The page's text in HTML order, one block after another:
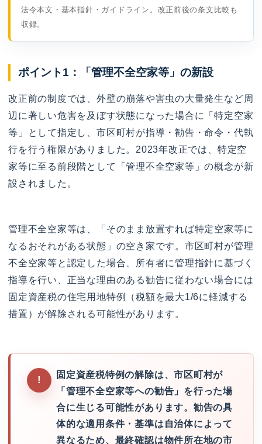
法令本文・基本指針・ガイドライン。改正前後の条文比較も
収録。
ポイント1：「管理不全空家等」の新設
改正前の制度では、外壁の崩落や害虫の大量発生など周
辺に著しい危害を及ぼす状態になった場合に「特定空家
等」として指定し、市区町村が指導・勧告・命令・代執
行を行う権限がありました。2023年改正では、特定空
家等に至る前段階として「管理不全空家等」の概念が新
設されました。
管理不全空家等は、「そのまま放置すれば特定空家等に
なるおそれがある状態」の空き家です。市区町村が管理
不全空家等と認定した場合、所有者に管理指針に基づく
指導を行い、正当な理由のある勧告に従わない場合には
固定資産税の住宅用地特例（税額を最大1/6に軽減する
措置）が解除される可能性があります。
固定資産税特例の解除は、市区町村が
「管理不全空家等への勧告」を行った場
合に生じる可能性があります。勧告の具
体的な適用条件・基準は自治体によって
異なるため、最終確認は物件所在地の市